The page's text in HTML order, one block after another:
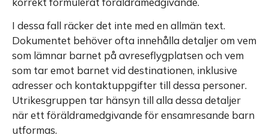
I dessa fall räcker det inte med en allmän text.
Dokumentet behöver ofta innehålla detaljer om vem
som lämnar barnet på avreseflygplatsen och vem
som tar emot barnet vid destinationen, inklusive
adresser och kontaktuppgifter till dessa personer.
Utrikesgruppen tar hänsyn till alla dessa detaljer
när ett föräldramedgivande för ensamresande barn
utformas.